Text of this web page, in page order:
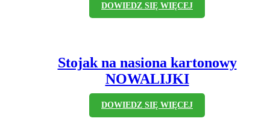
DOWIEDZ SIĘ WIĘCEJ
Stojak na nasiona kartonowy
NOWALIJKI
DOWIEDZ SIĘ WIĘCEJ